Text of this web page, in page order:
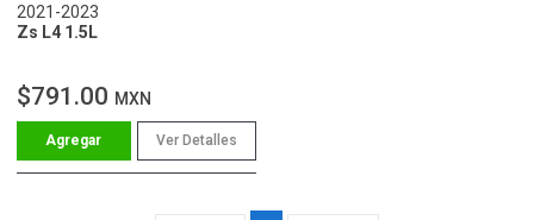
2021-2023
Zs L4 1.5L
$791.00 MXN
Ver Detalles